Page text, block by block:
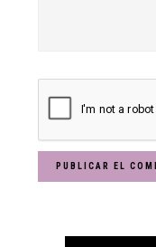
Primary